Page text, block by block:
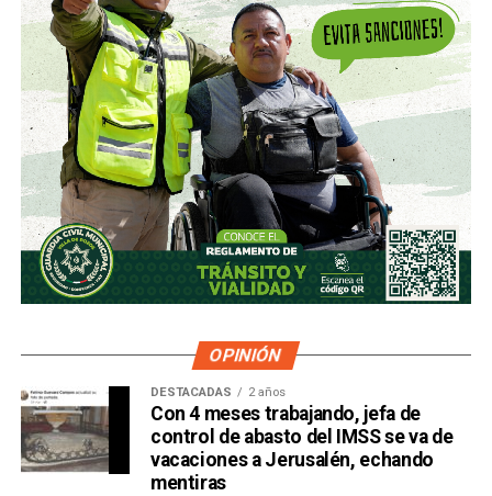
OPINIÓN
DESTACADAS 2 años
Con 4 meses trabajando, jefa de
control de abasto del IMSS se va de
vacaciones a Jerusalén, echando
mentiras